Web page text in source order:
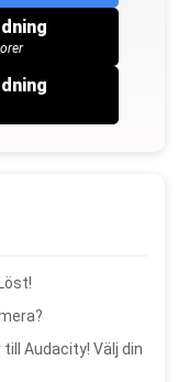
Audacity! Välj din